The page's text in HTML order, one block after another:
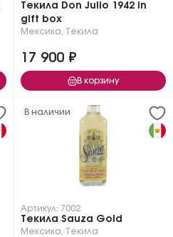
Текила Don Julio 1942 in
gift box
Мексика Текила
17 900 ₽
В корзину
В наличии
Артикул: 7002
Текила Sauza Gold
Мексика Текила